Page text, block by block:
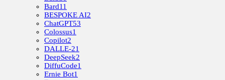
Bard11
BESPOKE AI2
ChatGPT53
Colossus1
Copilot2
DALLE-21
DeepSeek2
DiffuCode1
Ernie Bot1